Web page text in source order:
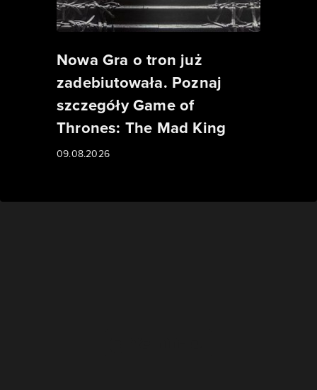
Nowa Gra o tron już
zadebiutowała. Poznaj
szczegóły Game of
Thrones: The Mad King
09.08.2026